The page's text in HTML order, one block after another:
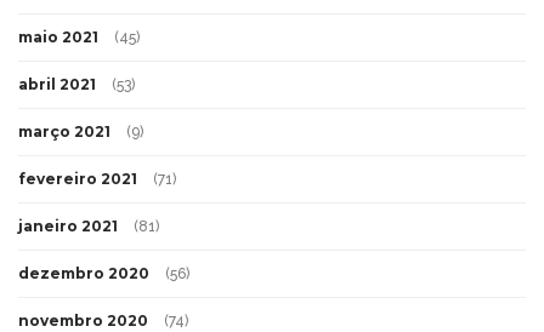
maio 2021 (45)
abril 2021 (53)
março 2021 (9)
fevereiro 2021 (71)
janeiro 2021 (81)
dezembro 2020 (56)
novembro 2020 (74)